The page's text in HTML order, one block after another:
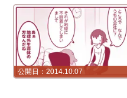
2014.10.07